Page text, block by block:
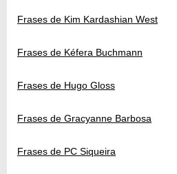
Frases de Kim Kardashian West
Frases de Kéfera Buchmann
Frases de Hugo Gloss
Frases de Gracyanne Barbosa
Frases de PC Siqueira